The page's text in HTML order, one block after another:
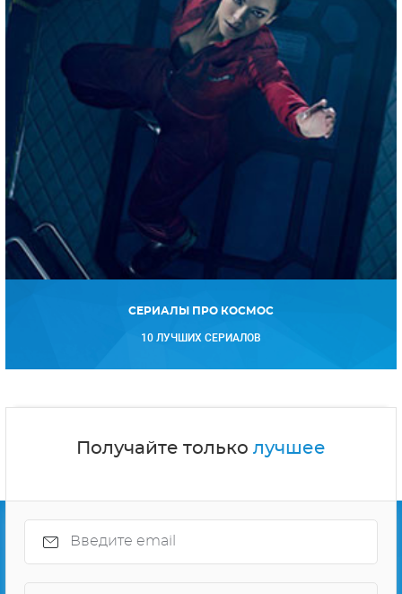
СЕРИАЛЫ ПРО КОСМОС
10 ЛУЧШИХ СЕРИАЛОВ
Получайте только лучшее